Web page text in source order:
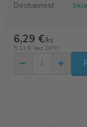
Dostupnosť
6,29 €/ks
5,11 € bez DPH